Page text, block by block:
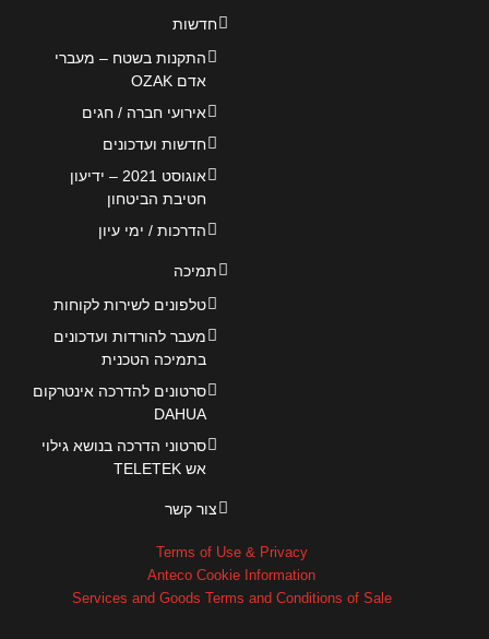
חדשות
התקנות בשטח – מעברי
אדם OZAK
אירועי חברה / חגים
חדשות ועדכונים
אוגוסט 2021 – ידיעון
חטיבת הביטחון
הדרכות / ימי עיון
תמיכה
טלפונים לשירות לקוחות
מעבר להורדות ועדכונים
בתמיכה הטכנית
סרטונים להדרכה אינטרקום
DAHUA
סרטוני הדרכה בנושא גילוי
אש TELETEK
צור קשר
Terms of Use & Privacy
Anteco Cookie Information
Services and Goods Terms and Conditions of Sale